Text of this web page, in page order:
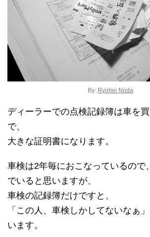
By: Ryohei Noda
ディーラーでの点検記録簿は車を
で、
大きな証明書になります。
車検は2年毎におこなっているので
でいると思いますが、
車検の記録簿だけですと、
「この人、車検しかしてないなぁ
います。